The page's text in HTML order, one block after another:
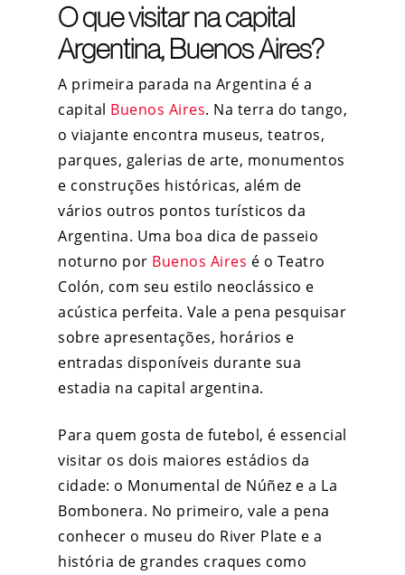
O que visitar na capital
Argentina, Buenos Aires?
A primeira parada na Argentina é a
capital Buenos Aires. Na terra do tango,
o viajante encontra museus, teatros,
parques, galerias de arte, monumentos
e construções históricas, além de
vários outros pontos turísticos da
Argentina. Uma boa dica de passeio
noturno por Buenos Aires é o Teatro
Colón, com seu estilo neoclássico e
acústica perfeita. Vale a pena pesquisar
sobre apresentações, horários e
entradas disponíveis durante sua
estadia na capital argentina.
Para quem gosta de futebol, é essencial
visitar os dois maiores estádios da
cidade: o Monumental de Núñez e a La
Bombonera. No primeiro, vale a pena
conhecer o museu do River Plate e a
história de grandes craques como